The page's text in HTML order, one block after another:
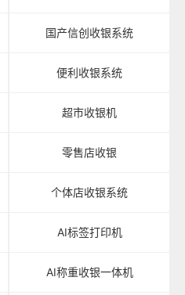
国产信创收银系统
便利收银系统
超市收银机
零售店收银
个体店收银系统
AI标签打印机
AI称重收银一体机